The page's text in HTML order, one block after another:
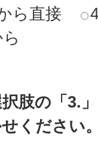
ら直接
肢の「3.
ください